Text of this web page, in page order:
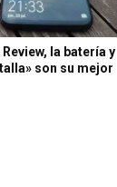
la batería y
son su mejor